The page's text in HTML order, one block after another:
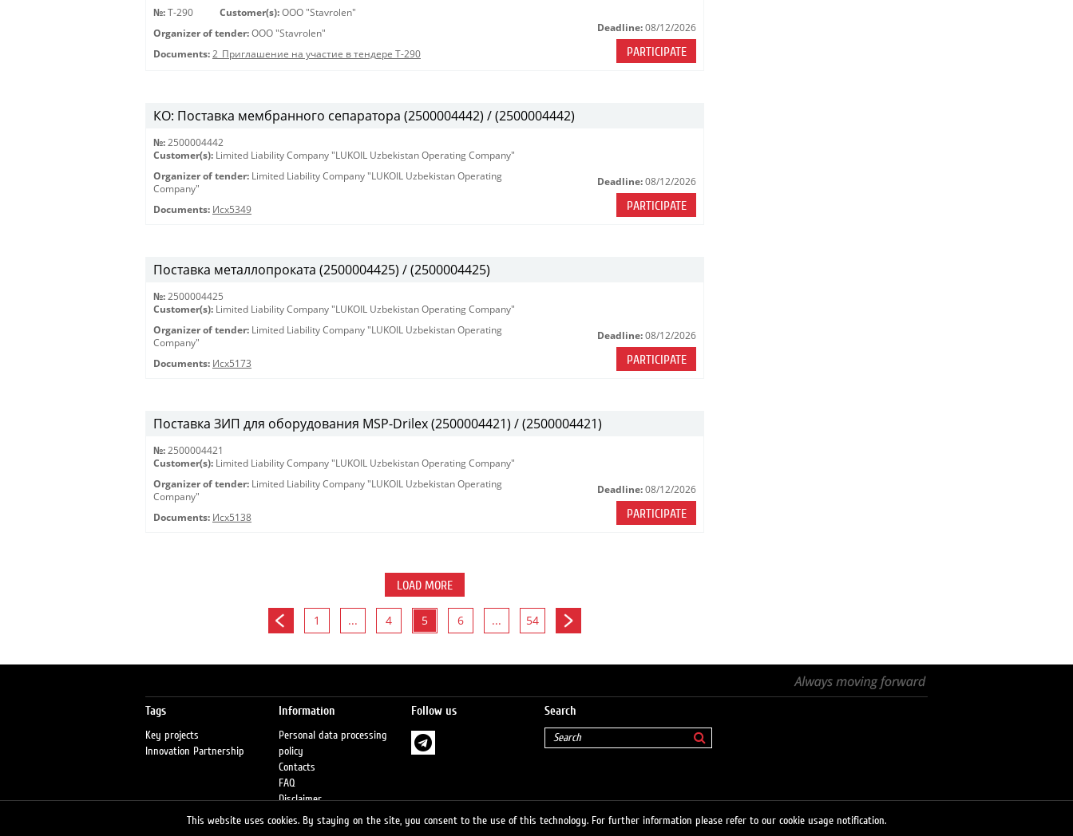
№: Т-290 Customer(s): OOO "Stavrolen"
Organizer of tender: OOO "Stavrolen"
Documents: 2_Приглашение на участие в тендере Т-290
Deadline: 08/12/2026
PARTICIPATE
КО: Поставка мембранного сепаратора (2500004442) / (2500004442)
№: 2500004442
Customer(s): Limited Liability Company "LUKOIL Uzbekistan Operating Company"
Organizer of tender: Limited Liability Company "LUKOIL Uzbekistan Operating
Company"
Documents: Исх5349
Deadline: 08/12/2026
PARTICIPATE
Поставка металлопроката (2500004425) / (2500004425)
№: 2500004425
Customer(s): Limited Liability Company "LUKOIL Uzbekistan Operating Company"
Organizer of tender: Limited Liability Company "LUKOIL Uzbekistan Operating
Company"
Documents: Исх5173
Deadline: 08/12/2026
PARTICIPATE
Поставка ЗИП для оборудования MSP-Drilex (2500004421) / (2500004421)
№: 2500004421
Customer(s): Limited Liability Company "LUKOIL Uzbekistan Operating Company"
Organizer of tender: Limited Liability Company "LUKOIL Uzbekistan Operating
Company"
Documents: Исх5138
Deadline: 08/12/2026
PARTICIPATE
LOAD MORE
1 ... 4 5 6 ... 54
Tags
Key projects
Innovation Partnership
Information
Personal data processing
policy
Contacts
FAQ
Disclaimer
Petrol stations
Follow us Search
This website uses cookies. By staying on the site, you consent to the use of this technology. For further information please refer to our cookie usage notification.